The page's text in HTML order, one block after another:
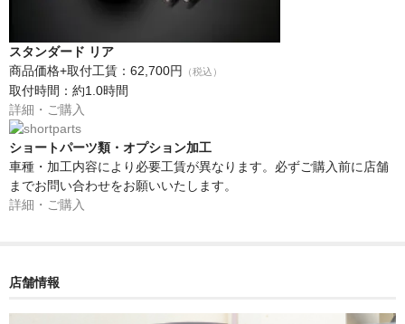
スタンダード リア
商品価格+取付工賃：62,700円
（税込）
取付時間：約1.0時間
詳細・ご購入
ショートパーツ類・オプション加工
車種・加工内容により必要工賃が異なります。必ずご購入前に店舗
までお問い合わせをお願いいたします。
詳細・ご購入
店舗情報